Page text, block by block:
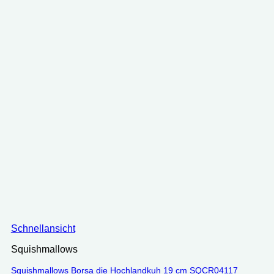
Schnellansicht
Squishmallows
Squishmallows Borsa die Hochlandkuh 19 cm SQCR04117